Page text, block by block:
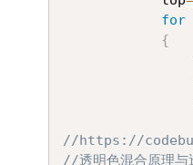
for
{
//https://
//透明色混合原理与